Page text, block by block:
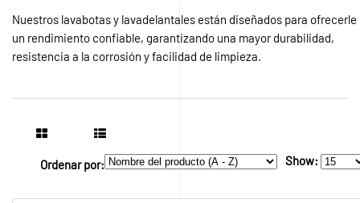
Nuestros lavabotas y lavadelantales están diseñados para ofrecerle
un rendimiento confiable, garantizando una mayor durabilidad,
resistencia a la corrosión y facilidad de limpieza.
Show:
Ordenar por: